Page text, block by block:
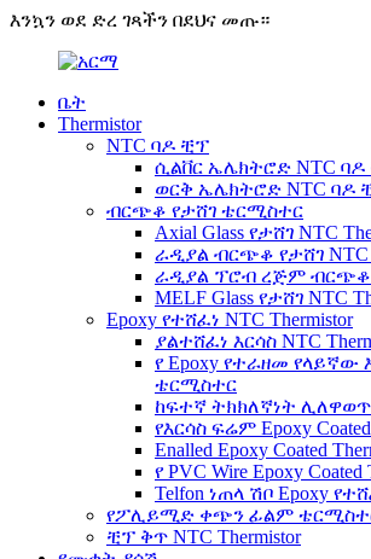
እንኳን ወደ ድረ ገጻችን በደህና መጡ።
ቤት
Thermistor
NTC ባዶ ቺፕ
ሲልቨር ኤሌክትሮድ NTC
ወርቅ ኤሌክትሮድ NTC ባዶ
ብርጭቆ የታሸገ ቴርሚስተር
Axial Glass የታሸገ NTC
ራዲያል ብርጭቆ የታሸገ NTC
ራዲያል ፕሮብ ረጅም ብርጭቆ
MELF Glass የታሸገ NTC
Epoxy የተሸፈነ NTC Thermistor
ያልተሸፈነ እርሳስ NTC
የ Epoxy የተራዘመ የላይኛው
ቴርሚስተር
ከፍተኛ ትክክለኛነት
የእርሳስ ፍሬም Epoxy Coated
Enalled Epoxy Coated
የ PVC Wire Epoxy Coated
Telfon ነጠላ ሽቦ Epoxy
የፖሊይሚድ ቀጭን ፊልም
ቺፕ ቅጥ NTC Thermistor